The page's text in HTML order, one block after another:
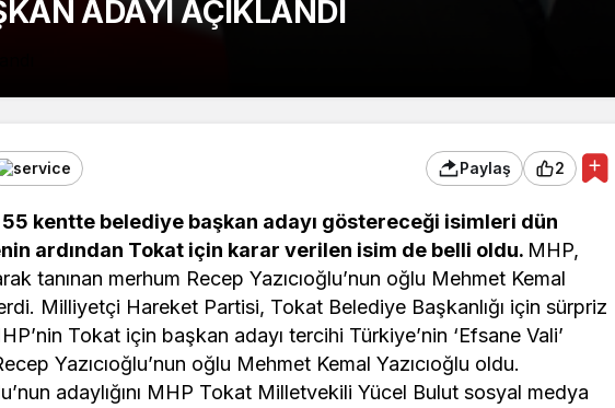
ADAYI AÇIKLANDI
Paylaş 2
kentte belediye başkan adayı göstereceği isimleri dün
ardından Tokat için karar verilen isim de belli oldu. MHP,
tanınan merhum Recep Yazıcıoğlu’nun oğlu Mehmet Kemal
Milliyetçi Hareket Partisi, Tokat Belediye Başkanlığı için sürpriz
Tokat için başkan adayı tercihi Türkiye’nin ‘Efsane Vali’
Yazıcıoğlu’nun oğlu Mehmet Kemal Yazıcıoğlu oldu.
adaylığını MHP Tokat Milletvekili Yücel Bulut sosyal medya